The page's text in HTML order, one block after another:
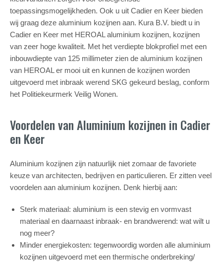
toepassingsmogelijkheden. Ook u uit Cadier en Keer bieden
wij graag deze aluminium kozijnen aan. Kura B.V. biedt u in
Cadier en Keer met HEROAL aluminium kozijnen, kozijnen
van zeer hoge kwaliteit. Met het verdiepte blokprofiel met een
inbouwdiepte van 125 millimeter zien de aluminium kozijnen
van HEROAL er mooi uit en kunnen de kozijnen worden
uitgevoerd met inbraak werend SKG gekeurd beslag, conform
het Politiekeurmerk Veilig Wonen.
Voordelen van Aluminium kozijnen in Cadier
en Keer
Aluminium kozijnen zijn natuurlijk niet zomaar de favoriete
keuze van architecten, bedrijven en particulieren. Er zitten veel
voordelen aan aluminium kozijnen. Denk hierbij aan:
Sterk materiaal: aluminium is een stevig en vormvast
materiaal en daarnaast inbraak- en brandwerend: wat wilt u
nog meer?
Minder energiekosten: tegenwoordig worden alle aluminium
kozijnen uitgevoerd met een thermische onderbreking/